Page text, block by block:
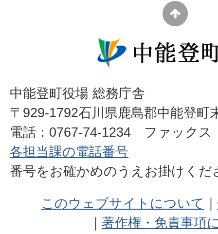
中能登町役場 総務庁舎
〒929-1792石川県鹿島郡中能登町
電話：0767-74-1234 ファックス
各担当課の電話番号
番号をお確かめのうえお掛けく
このウェブサイトについて
著作権・免責事項